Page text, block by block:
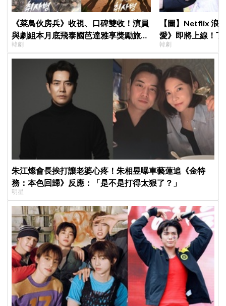
《菜鳥伙房兵》收視、口碑雙收！演員
與劇組本月底飛泰國芭達雅享獎勵旅
行，慶祝亮眼成績
韓劇
【圖】Netflix 浪
愛》即將上線！
製作發表會，甜
韓劇
朱江燦會長挨打讓老婆心疼！朱相昱曝車藝蓮追《金特
務：本色回歸》反應：「是不是打得太狠了？」
明星